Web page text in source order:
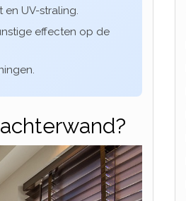
UV-straling.
effecten op de